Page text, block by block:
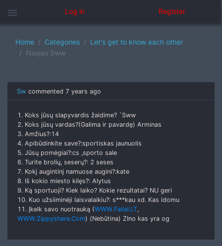
menu Log in Register
Home Categories
Let's get to know each other
Naujas Sww
Sw commented 7 years ago
1. Koks jūsų slapyvardis žaidime? `Sww
2. Koks jūsų vardas?(Galima ir pavardę) Arminas
3. Amžius?:14
4. Apibūdinkite save?:sportiskas jaunuolis
5. Jūsų pomėgiai?:cs ,sporto sale
6. Turite brolių, seserų?: 2 seses
7. Kokį augintinį namuose augini?:kate
8. Iš kokio miesto kilęs?: Alytus
9. Ką sportuoji? Kiek laiko? Kokie rezultatai? NU geri
10. Kuo užsiiminėji laisvalaikiu?: s***kau xd. Kas idomu
11. Įkelk savo nuotrauką (WWW.Failai.LT,
WWW.Zippyshare.Com) (Nebūtina) ZIno kas yra og